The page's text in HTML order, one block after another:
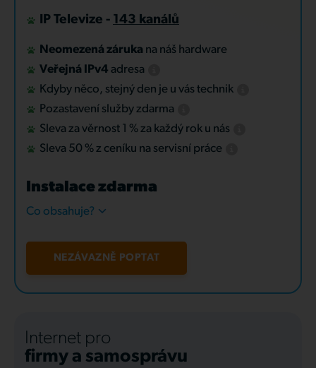
IP Televize - 143 kanálů
Neomezená záruka na náš hardware
Veřejná IPv4 adresa
Kdyby něco, stejný den je u vás technik
Pozastavení služby zdarma
Sleva za věrnost 1 % za každý rok u nás
Sleva 50 % z ceníku na servisní práce
Instalace zdarma
Co obsahuje?
NEZÁVAZNĚ POPTAT
Internet pro
firmy a samosprávu